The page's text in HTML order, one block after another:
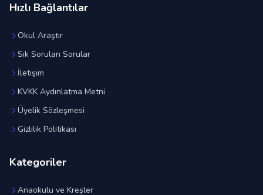
Hızlı Bağlantılar
Okul Araştır
Sık Sorulan Sorular
İletişim
KVKK Aydınlatma Metni
Üyelik Sözleşmesi
Gizlilik Politikası
Kategoriler
Anaokulu ve Kreşler